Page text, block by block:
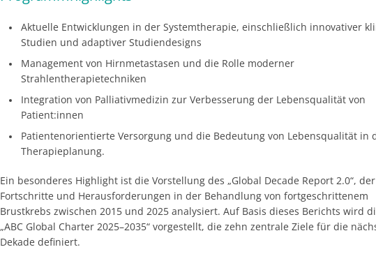
Aktuelle Entwicklungen in der Systemtherapie, einschließlich innovativer
Studien und adaptiver Studiendesigns
Management von Hirnmetastasen und die Rolle moderner
Strahlentherapietechniken
Integration von Palliativmedizin zur Verbesserung der Lebensqualität von
Patient:innen
Patientenorientierte Versorgung und die Bedeutung von Lebensqualität in
Therapieplanung.
Ein besonderes Highlight ist die Vorstellung des „Global Decade Report 2.0“,
Fortschritte und Herausforderungen in der Behandlung von fortgeschrittenem
Brustkrebs zwischen 2015 und 2025 analysiert. Auf Basis dieses Berichts wird
„ABC Global Charter 2025–2035“ vorgestellt, die zehn zentrale Ziele für die
Dekade definiert.